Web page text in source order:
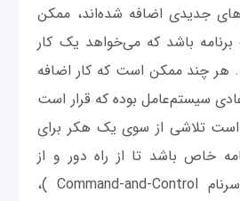
جدیدی اضافه شده‌اند، ممکن
باشد که می‌خواهد یک کار
هر چند ممکن است که کار اضافه
سیستم‌عامل بوده که قرار است
است تلاشی از سوی یک هکر برای
خاص باشد تا از راه دور و از
طریق سرور C&C (سرنام Command-and-Control )،